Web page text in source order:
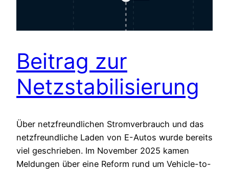
Beitrag zur
Netzstabilisierung
Über netzfreundlichen Stromverbrauch und das
netzfreundliche Laden von E-Autos wurde bereits
viel geschrieben. Im November 2025 kamen
Meldungen über eine Reform rund um Vehicle-to-